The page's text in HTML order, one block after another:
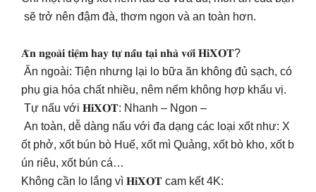
sẽ trở nên đậm đà, thơm ngon và an toàn hơn.
𝐀̆𝐧 𝐧𝐠𝐨𝐚̀𝐢 𝐭𝐢𝐞̣̂𝐦 𝐡𝐚𝐲 𝐭𝐮̛̣ 𝐧𝐚̂́𝐮 𝐭𝐚̣𝐢 𝐧𝐡𝐚̀ 𝐯𝐨̛́𝐢 𝐇𝐢𝐗𝐎𝐓?
Ăn ngoài: Tiện nhưng lại lo bữa ăn không đủ sạch, có
phụ gia hóa chất nhiều, nêm nếm không hợp khẩu vị.
Tự nấu với 𝐇𝐢𝐗𝐎𝐓: Nhanh – Ngon –
An toàn, dễ dàng nấu với đa dạng các loại xốt như: X
ốt phở, xốt bún bò Huế, xốt mì Quảng, xốt bò kho, xốt b
ún riêu, xốt bún cá…
Không cần lo lắng vì 𝐇𝐢𝐗𝐎𝐓 cam kết 4K: